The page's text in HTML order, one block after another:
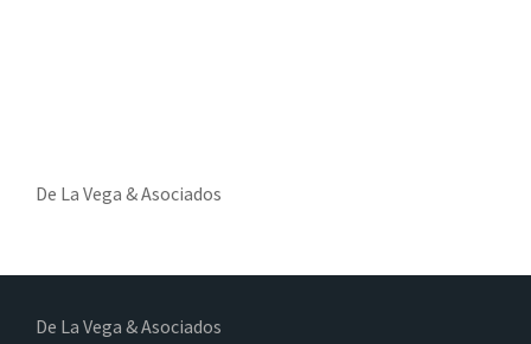
De La Vega & Asociados
De La Vega & Asociados